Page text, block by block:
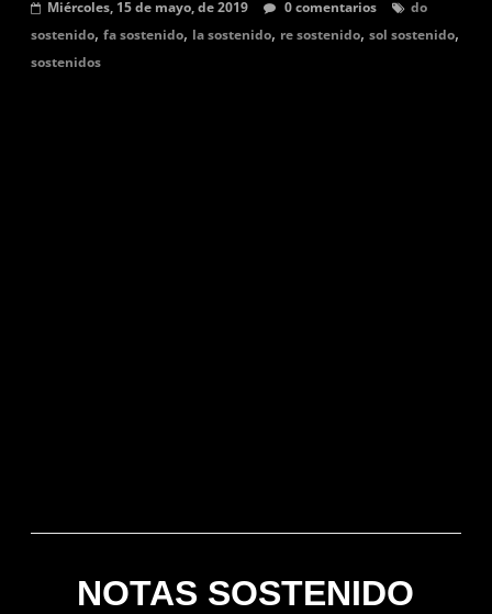
sostenidas
bemol.
Miércoles, 15 de mayo, de 2019 0 comentarios
do
sostenido,fa sostenido, la sostenido, re sostenido,sol sostenido,
sostenidos
NOTAS SOSTENIDO